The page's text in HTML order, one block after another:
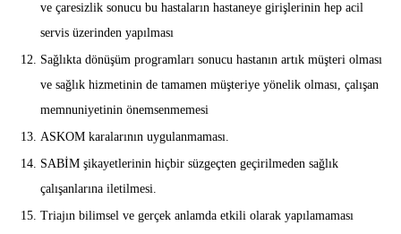
ve çaresizlik sonucu bu hastaların hastaneye girişlerinin hep acil
servis üzerinden yapılması
Sağlıkta dönüşüm programları sonucu hastanın artık müşteri olması
ve sağlık hizmetinin de tamamen müşteriye yönelik olması, çalışan
memnuniyetinin önemsenmemesi
ASKOM karalarının uygulanmaması.
SABİM şikayetlerinin hiçbir süzgeçten geçirilmeden sağlık
çalışanlarına iletilmesi.
Triajın bilimsel ve gerçek anlamda etkili olarak yapılamaması